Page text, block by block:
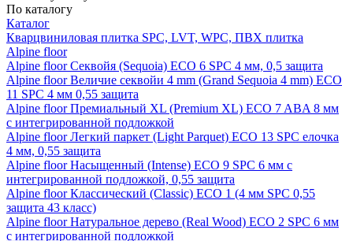
По каталогу
Каталог
Кварцвиниловая плитка SPC, LVT, WPC, ПВХ плитка
Alpine floor
Alpine floor Секвойя (Sequoia) ECO 6 SPC 4 мм, 0,5 защита
Alpine floor Величие секвойи 4 mm (Grand Sequoia 4 mm) ECO
11 SPC 4 мм 0,55 защита
Alpine floor Премиальный XL (Premium XL) ECO 7 ABA 8 мм
с интегрированной подложкой
Alpine floor Легкий паркет (Light Parquet) ECO 13 SPC елочка
4 мм, 0,55 защита
Alpine floor Насыщенный (Intense) ECO 9 SPC 6 мм с
интегрированной подложкой, 0,55 защита
Alpine floor Классический (Classic) ECO 1 (4 мм SPC 0,55
защита 43 класс)
Alpine floor Натуральное дерево (Real Wood) ECO 2 SPC 6 мм
с интегрированной подложкой